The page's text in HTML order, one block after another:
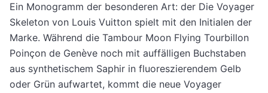
Ein Monogramm der besonderen Art: der Die Voyager
Skeleton von Louis Vuitton spielt mit den Initialen der
Marke. Während die Tambour Moon Flying Tourbillon
Poinçon de Genève noch mit auffälligen Buchstaben
aus synthetischem Saphir in fluoreszierendem Gelb
oder Grün aufwartet, kommt die neue Voyager